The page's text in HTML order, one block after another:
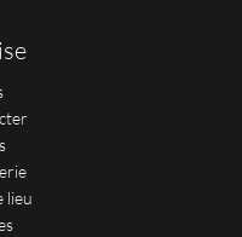
lieu